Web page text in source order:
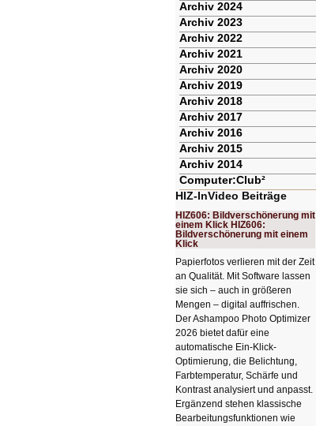
Archiv 2024
Archiv 2023
Archiv 2022
Archiv 2021
Archiv 2020
Archiv 2019
Archiv 2018
Archiv 2017
Archiv 2016
Archiv 2015
Archiv 2014
Computer:Club²
HIZ-InVideo Beiträge
HIZ606: Bildverschönerung mit
einem Klick HIZ606:
Bildverschönerung mit einem
Klick
Papierfotos verlieren mit der Zeit
an Qualität. Mit Software lassen
sie sich – auch in größeren
Mengen – digital auffrischen.
Der Ashampoo Photo Optimizer
2026 bietet dafür eine
automatische Ein-Klick-
Optimierung, die Belichtung,
Farbtemperatur, Schärfe und
Kontrast analysiert und anpasst.
Ergänzend stehen klassische
Bearbeitungsfunktionen wie